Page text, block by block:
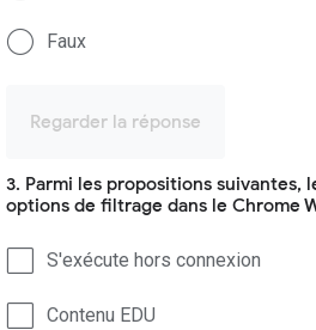
Faux
Regarder la réponse
3. Parmi les propositions suivantes,
options de filtrage dans le Chrome
S'exécute hors connexion
Contenu EDU